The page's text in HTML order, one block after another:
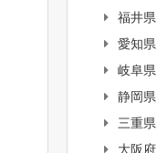
福井県
愛知県
岐阜県
静岡県
三重県
大阪府